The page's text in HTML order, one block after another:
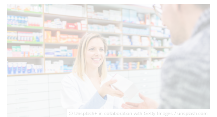
© Unsplash+ in collaboration with Getty Images / unsplash.com